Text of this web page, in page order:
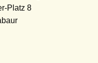
Platz 8